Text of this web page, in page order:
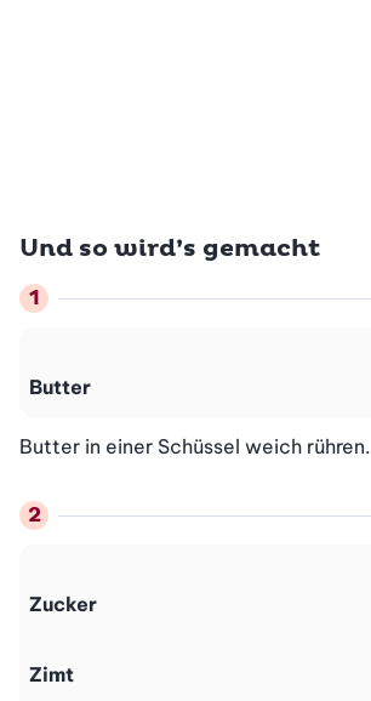
Und so wird’s gemacht
Butter
Butter in einer Schüssel weich rühren.
Zucker
Zimt